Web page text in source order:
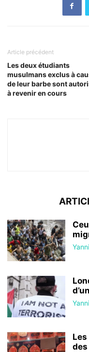
Article précédent
Les deux étudiants
musulmans exclus à
de leur barbe sont
à revenir en cours